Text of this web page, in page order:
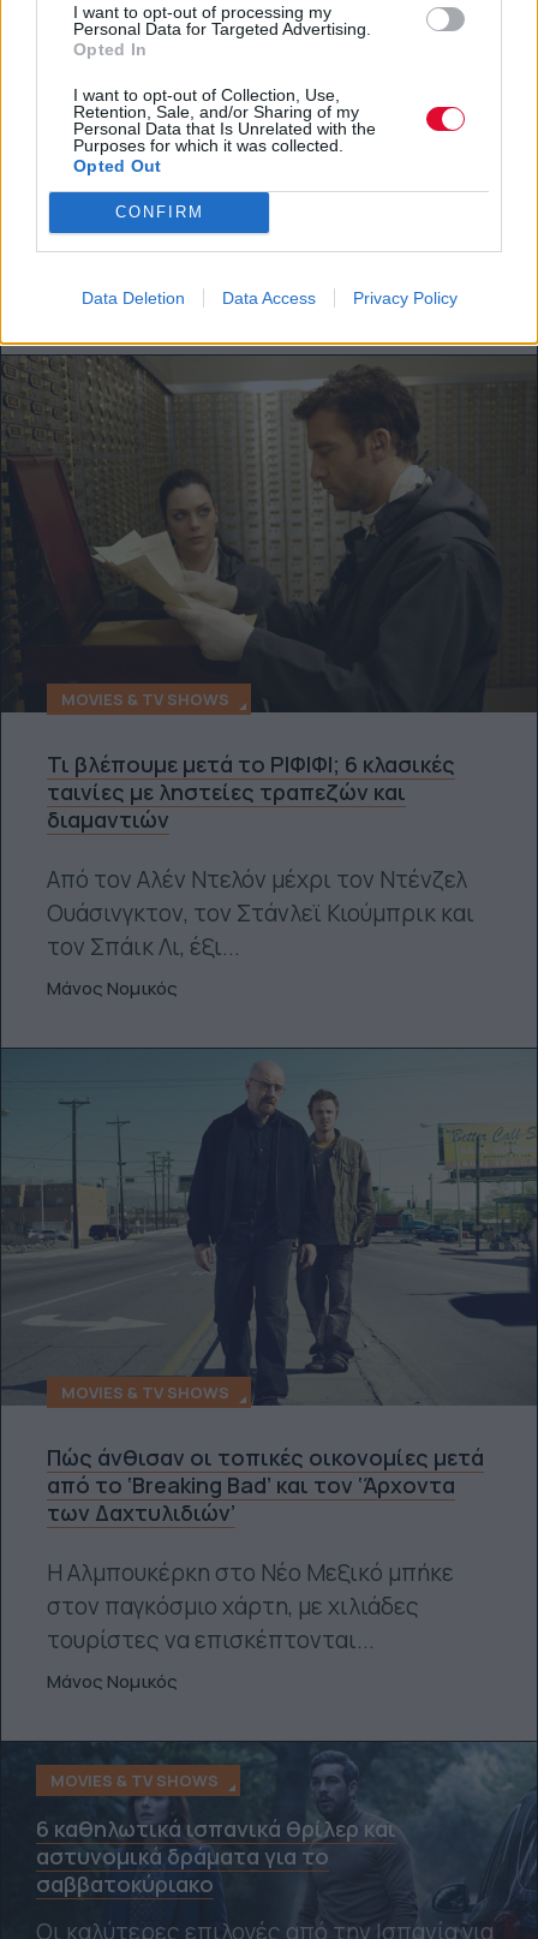
I want to opt-out of processing my
Personal Data for Targeted Advertising.
Opted In
I want to opt-out of Collection, Use,
Retention, Sale, and/or Sharing of my
Personal Data that Is Unrelated with the
Purposes for which it was collected.
Opted Out
CONFIRM
Data Deletion Data Access Privacy Policy
MOVIES & TV SHOWS
6 καθηλωτικά αστυνομικά δράματα και
ταινίες τρόμου από την Αργεντινή
Η χώρα της Νότιας Αμερικής έχει
πλούσια παράδοση στα αστυνομικά
δράματα, στο φανταστικό και στον...
Μάνος Νομικός
MOVIES & TV SHOWS
Τι βλέπουμε μετά το ΡΙΦΙΦΙ; 6 κλασικές
ταινίες με ληστείες τραπεζών και
διαμαντιών
Από τον Αλέν Ντελόν μέχρι τον Ντένζελ
Ουάσινγκτον, τον Στάνλεϊ Κιούμπρικ και
τον Σπάικ Λι, έξι...
Μάνος Νομικός
MOVIES & TV SHOWS
Πώς άνθισαν οι τοπικές οικονομίες μετά
από το ‘Breaking Bad’ και τον ‘Άρχοντα
των Δαχτυλιδιών’
Η Αλμπουκέρκη στο Νέο Μεξικό μπήκε
στον παγκόσμιο χάρτη, με χιλιάδες
τουρίστες να επισκέπτονται...
Μάνος Νομικός
MOVIES & TV SHOWS
6 καθηλωτικά ισπανικά θρίλερ και
αστυνομικά δράματα για το
σαββατοκύριακο
Οι καλύτερες επιλογές από την Ισπανία για